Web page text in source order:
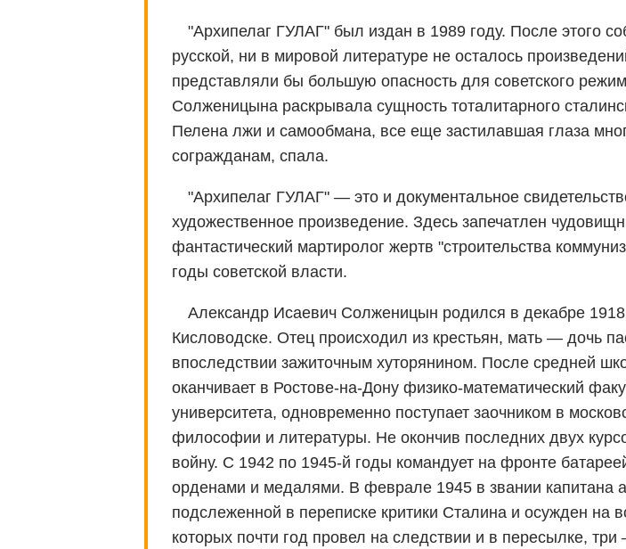
"Архипелаг ГУЛАГ" был издан в 1989 году. После этого
русской, ни в мировой литературе не осталось
представляли бы большую опасность для советского
Солженицына раскрывала сущность тоталитарного
Пелена лжи и самообмана, все еще застилавшая глаза
согражданам, спала.
"Архипелаг ГУЛАГ" — это и документальное
художественное произведение. Здесь запечатлен
фантастический мартиролог жертв "строительства
годы советской власти.
Александр Исаевич Солженицын родился в декабре 1918
Кисловодске. Отец происходил из крестьян, мать — дочь
впоследствии зажиточным хуторянином. После средней
оканчивает в Ростове-на-Дону физико-математический
университета, одновременно поступает заочником в
философии и литературы. Не окончив последних двух
войну. С 1942 по 1945-й годы командует на фронте
орденами и медалями. В феврале 1945 в звании капитана
подслеженной в переписке критики Сталина и осужден на
которых почти год провел на следствии и в пересылке,